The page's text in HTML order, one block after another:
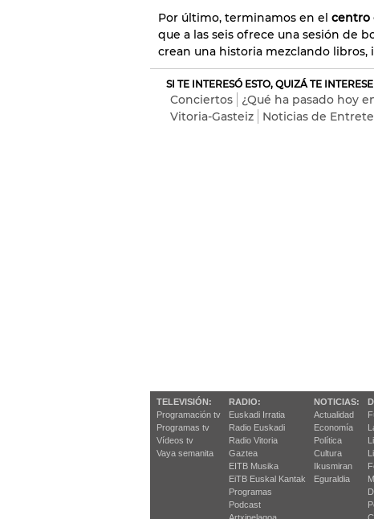
Por último, terminamos en el centro
que a las seis ofrece una sesión de
crean una historia mezclando libros,
SI TE INTERESÓ ESTO, QUIZÁ TE
Conciertos ¿Qué ha pasado hoy
Vitoria-Gasteiz
Noticias de
TELEVISIÓN:
Programación tv
Programas tv
Vídeos tv
Vaya semanita
RADIO:
Euskadi Irratia
Radio Euskadi
Radio Vitoria
Gaztea
EITB Musika
EiTB Euskal Kantak
Programas
Podcast
NOTICIAS:
Actualidad
Economía
Política
Cultura
Ikusmiran
Eguraldia